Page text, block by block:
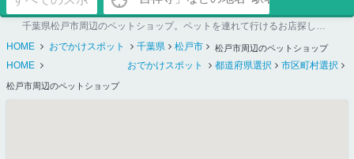
千葉県松戸市周辺のペットショップ。ペットを連れて行けるお店探しならペットホームウェブ
HOME
おでかけスポット 千葉県 松戸市 松戸市周辺のペットショップ
HOME おでかけスポット 都道府県選択 市区町村選択
松戸市周辺のペットショップ